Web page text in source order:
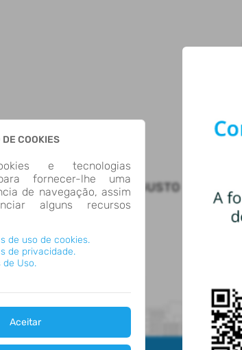
COOKIES
e tecnologias
fornecer-lhe uma
de navegação, assim
alguns recursos
de uso de cookies.
de privacidade.
de Uso.
Aceitar
DE SANTO AUGUSTO